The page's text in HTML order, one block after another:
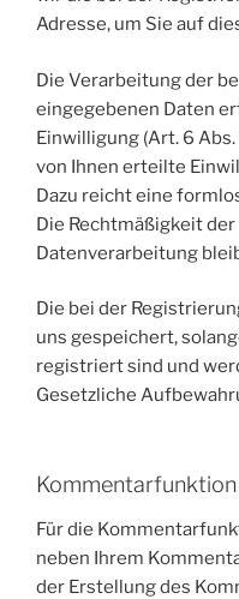
Adresse, um Sie auf
Die Verarbeitung der
eingegebenen Daten
Einwilligung (Art. 6 Abs.
von Ihnen erteilte
Dazu reicht eine
Die Rechtmäßigkeit
Datenverarbeitung
Die bei der
uns gespeichert,
registriert sind und
Gesetzliche
Für die
neben Ihrem
der Erstellung des